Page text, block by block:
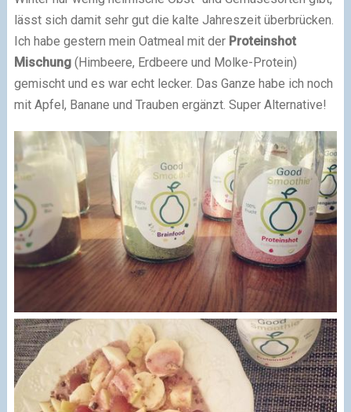
lässt sich damit sehr gut die kalte Jahreszeit überbrücken.
Ich habe gestern mein Oatmeal mit der Proteinshot
Mischung(Himbeere, Erdbeere und Molke-Protein)
gemischt und es war echt lecker. Das Ganze habe ich noch
mit Apfel, Banane und Trauben ergänzt. Super Alternative!